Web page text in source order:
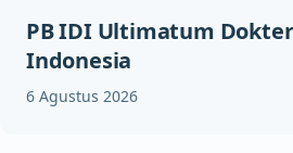
PB IDI Ultimatum
Indonesia
6 Agustus 2026